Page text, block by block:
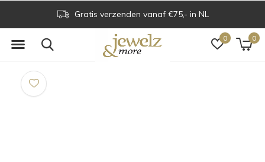
0 0
Gratis verzenden vanaf €75,- in NL